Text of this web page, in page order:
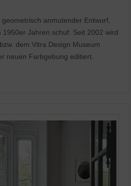
anmutender Entwurf,
Jahren schuf. Seit 2002 wird
dem Vitra Design Museum
neuen Farbgebung editiert.